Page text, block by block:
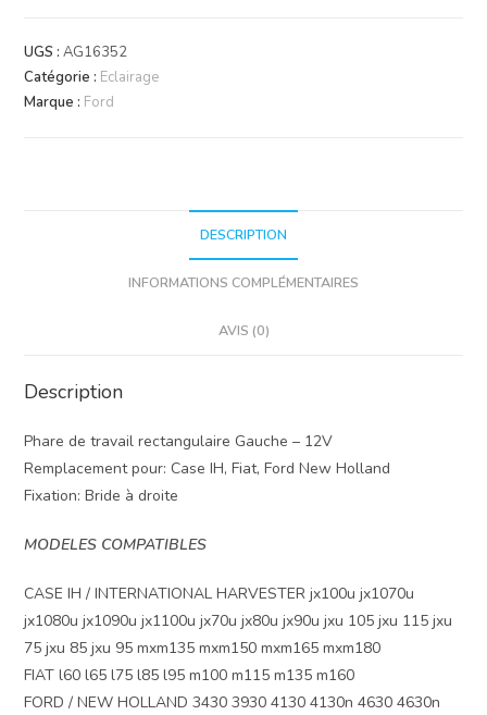
de
travail
-
UGS :AG16352
Catégorie : Eclairage
Marque : Ford
DESCRIPTION
INFORMATIONS COMPLÉMENTAIRES
AVIS (0)
Description
Phare de travail rectangulaire Gauche – 12V
Remplacement pour: Case IH, Fiat, Ford New Holland
Fixation: Bride à droite
MODELES COMPATIBLES
CASE IH / INTERNATIONAL HARVESTER jx100u jx1070u
jx1080u jx1090u jx1100u jx70u jx80u jx90u jxu 105 jxu 115 jxu
75 jxu 85 jxu 95 mxm135 mxm150 mxm165 mxm180
FIAT l60 l65 l75 l85 l95 m100 m115 m135 m160
FORD / NEW HOLLAND 3430 3930 4130 4130n 4630 4630n